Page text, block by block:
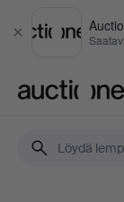
Sulje